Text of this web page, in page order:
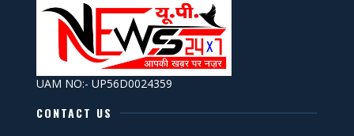
UAM NO:- UP56D0024359
CONTACT US